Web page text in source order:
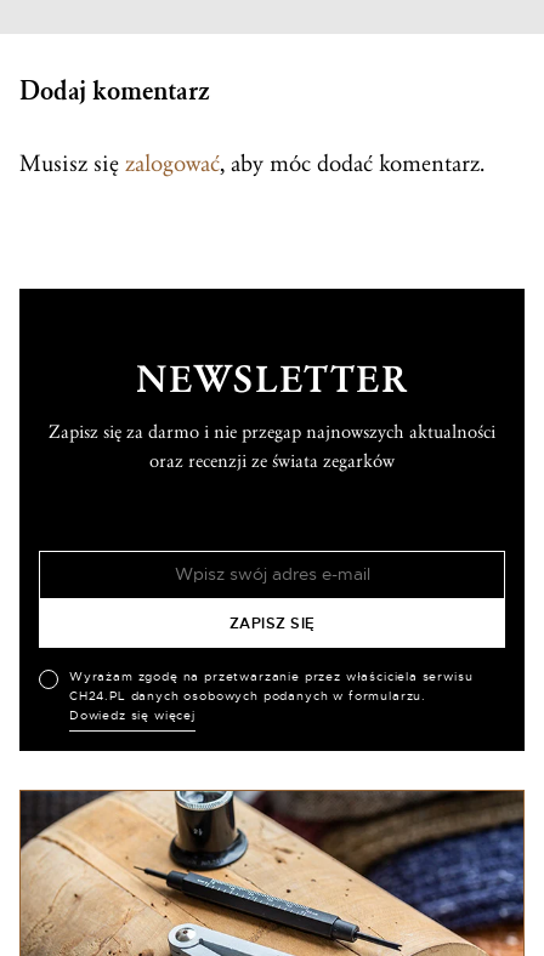
Dodaj komentarz
Musisz się zalogować, aby móc dodać komentarz.
NEWSLETTER
Zapisz się za darmo i nie przegap najnowszych aktualności
oraz recenzji ze świata zegarków
Wyrażam zgodę na przetwarzanie przez właściciela serwisu
CH24.PL danych osobowych podanych w formularzu.
Dowiedz się więcej